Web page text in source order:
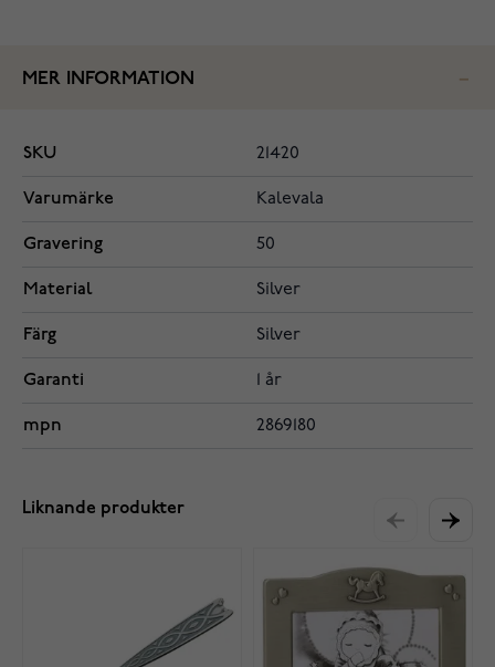
MER INFORMATION
SKU 21420
Varumärke Kalevala
Gravering 50
Material Silver
Färg Silver
Garanti 1 år
mpn 2869180
Liknande produkter